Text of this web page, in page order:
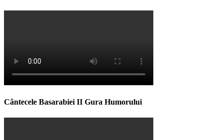
Cântecele Basarabiei II Gura Humorului